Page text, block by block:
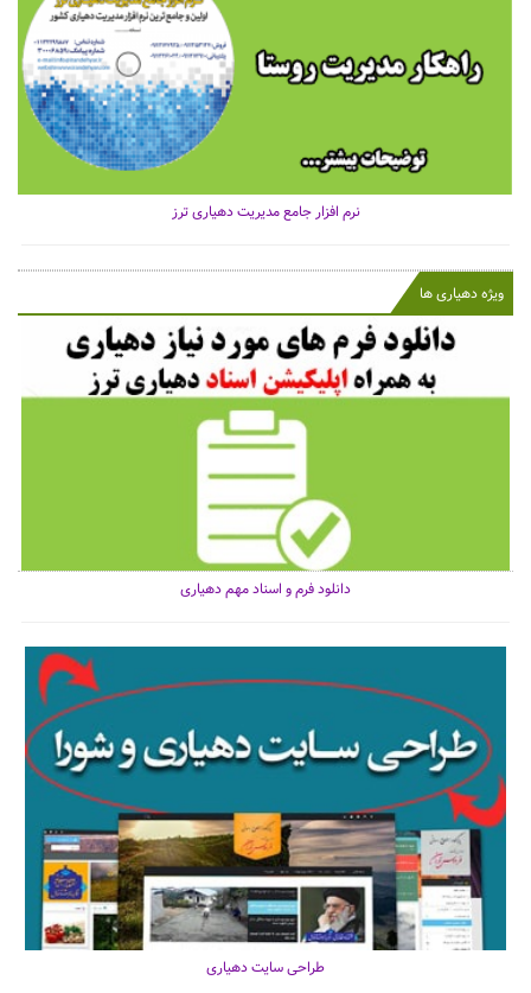
نرم افزار جامع مدیریت دهیاری ترز
ویژه دهیاری ها
دانلود فرم و اسناد مهم دهیاری
طراحی سایت دهیاری